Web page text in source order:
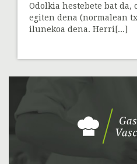
Odolkia hestebete bat
egiten dena (normalean
ilunekoa dena. Herri[...]